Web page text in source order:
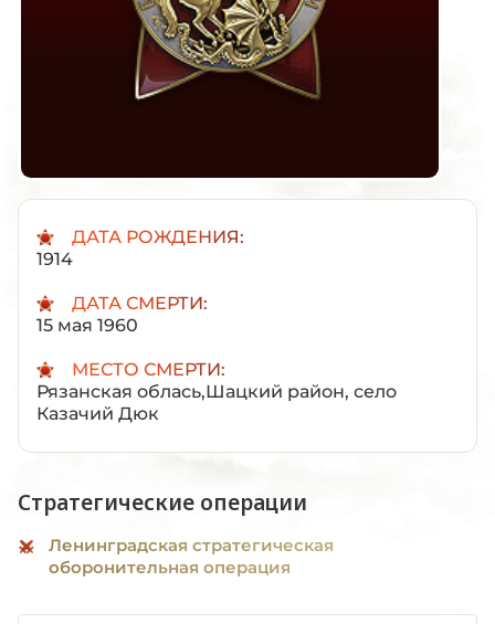
ДАТА РОЖДЕНИЯ:
1914
ДАТА СМЕРТИ:
15 мая 1960
МЕСТО СМЕРТИ:
Рязанская облась,Шацкий район, село
Казачий Дюк
Стратегические операции
Ленинградская стратегическая
оборонительная операция